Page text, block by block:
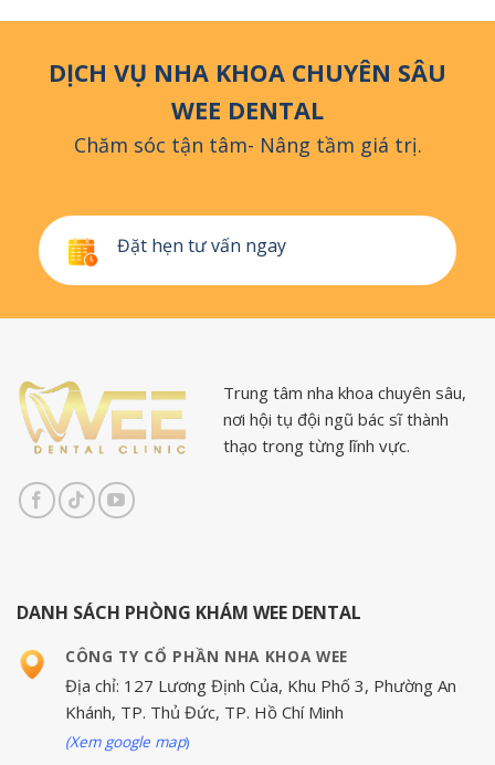
DỊCH VỤ NHA KHOA CHUYÊN SÂU
WEE DENTAL
Chăm sóc tận tâm- Nâng tầm giá trị.
Đặt hẹn tư vấn ngay
Trung tâm nha khoa chuyên sâu,
nơi hội tụ đội ngũ bác sĩ thành
thạo trong từng lĩnh vực.
DANH SÁCH PHÒNG KHÁM WEE DENTAL
CÔNG TY CỔ PHẦN NHA KHOA WEE
Địa chỉ: 127 Lương Định Của, Khu Phố 3, Phường An
Khánh, TP. Thủ Đức, TP. Hồ Chí Minh
(Xem google map)